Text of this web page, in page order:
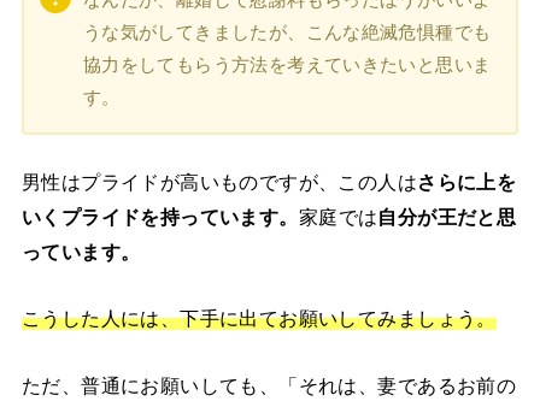
うな気がしてきましたが、こんな絶滅危惧種でも
協力をしてもらう方法を考えていきたいと思いま
す。
男性はプライドが高いものですが、この人はさらに上を
いくプライドを持っています。 家庭では自分が王だと思
っています。
こうした人には、下手に出てお願いしてみましょう。
ただ、普通にお願いしても、「それは、妻であるお前の